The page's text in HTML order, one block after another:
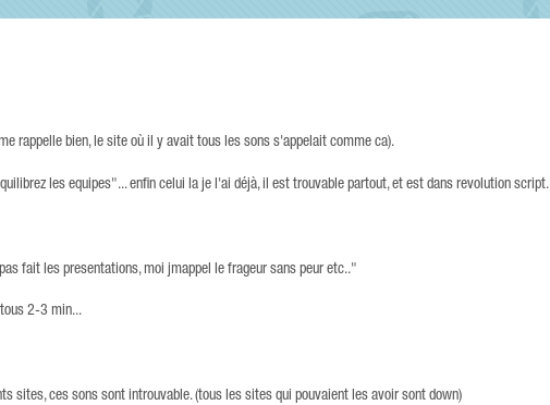
rappelle bien, le site où il y avait tous les sons s'appelait comme ca).
les equipes"... enfin celui la je l'ai déjà, il est trouvable partout, et est dans revolution script.
fait les presentations, moi jmappel le frageur sans peur etc.."
2-3 min...
sites, ces sons sont introuvable. (tous les sites qui pouvaient les avoir sont down)